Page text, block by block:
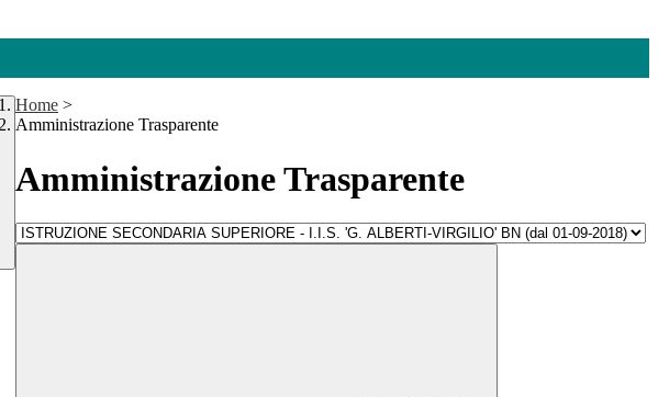
Home >
Amministrazione Trasparente
Amministrazione Trasparente